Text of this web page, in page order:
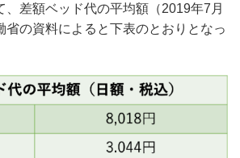
、差額ベッド代の平均額（2019年7月
省の資料によると下表のとおりとなっ